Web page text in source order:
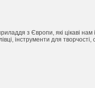
з Європи, які цікаві нам
інструменти для творчості,